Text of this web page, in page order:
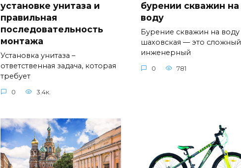
установке унитаза и
правильная
последовательность
монтажа
Установка унитаза –
ответственная задача, которая
требует
0 3.4к.
бурении скважин на
воду
Бурение скважин на воду
шаховская — это сложный
инженерный
0 781